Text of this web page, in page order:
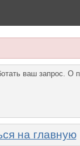
ваш запрос.
на главную